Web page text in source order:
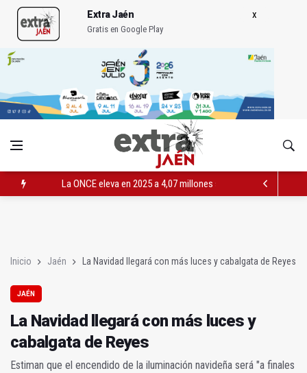
Extra Jaén
Gratis en Google Play
La ONCE eleva en 2025 a 4,07 millones su inversión social en
Inicio Jaén La Navidad llegará con más luces y cabalgata de Reyes
JAÉN
La Navidad llegará con más luces y
cabalgata de Reyes
Estiman que el encendido de la iluminación navideña será "a finales